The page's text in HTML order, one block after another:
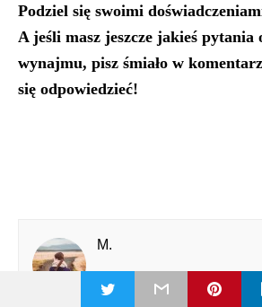
Podziel się swoimi
A jeśli masz jeszcze jakieś pytania
wynajmu, pisz śmiało w
się odpowiedzieć!
M.